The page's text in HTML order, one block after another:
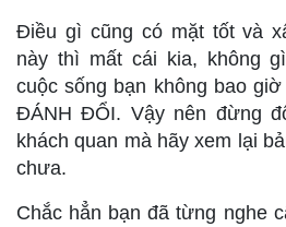
Điều gì cũng có mặt tốt và
này thì mất cái kia, không
cuộc sống bạn không bao
ĐÁNH ĐỔI. Vậy nên đừng
khách quan mà hãy xem lại
chưa.
Chắc hẳn bạn đã từng nghe